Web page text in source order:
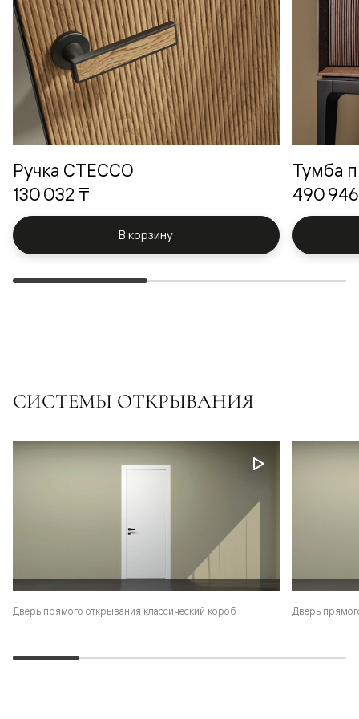
Ручка СТЕССО
130 032 ₸
В корзину
Тумба
490
СИСТЕМЫ ОТКРЫВАНИЯ
Дверь прямого открывания классический короб Дверь